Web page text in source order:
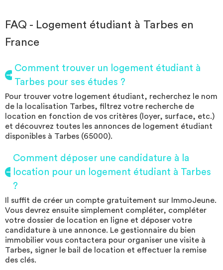
FAQ - Logement étudiant à Tarbes en
France
Comment trouver un logement étudiant à
Tarbes pour ses études ?
Pour trouver votre logement étudiant, recherchez le nom
de la localisation Tarbes, filtrez votre recherche de
location en fonction de vos critères (loyer, surface, etc.)
et découvrez toutes les annonces de logement étudiant
disponibles à Tarbes (65000).
Comment déposer une candidature à la
location pour un logement étudiant à Tarbes
?
Il suffit de créer un compte gratuitement sur ImmoJeune.
Vous devrez ensuite simplement compléter, compléter
votre dossier de location en ligne et déposer votre
candidature à une annonce. Le gestionnaire du bien
immobilier vous contactera pour organiser une visite à
Tarbes, signer le bail de location et effectuer la remise
des clés.